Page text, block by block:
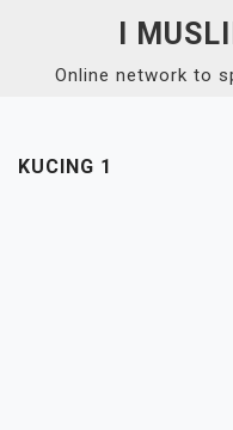
content
I
Online network to
KUCING 1